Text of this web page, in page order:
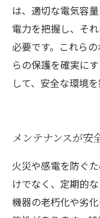
は、適切な電気容
電力を把握し、そ
必要です。これら
らの保護を確実に
して、安全な環境を
メンテナンスが安
火災や感電を防ぐ
けでなく、定期的
機器の老朽化や劣